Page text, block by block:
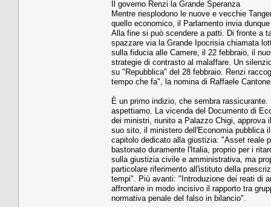
Il governo Renzi la Grande Speranza
Mentre riesplodono le nuove e vecchie
quello economico, il Parlamento invia
Alla fine si può scendere a patti. Di fronte a
spazzare via la Grande Ipocrisia chiamata
sulla fiducia alle Camere, il 22 febbraio, il
strategie di contrasto al malaffare. Un
su "Repubblica" del 28 febbraio. Renzi
tempo che fa", la nomina di Raffaele
È un primo indizio, che sembra
aspettiamo. La vicenda del Documento di
dei ministri, riunito a Palazzo Chigi, approva
suo sito, il ministero dell'Economia pubblica
capitolo dedicato alla giustizia: "Asset reale
bastonato duramente l'Italia, proprio per i
sulla giustizia civile e amministrativa, ma
particolare riferimento all'istituto della
tempi". Più avanti: "Introduzione dei reati di
affrontare in modo incisivo il rapporto tra
normativa penale del falso in bilancio".